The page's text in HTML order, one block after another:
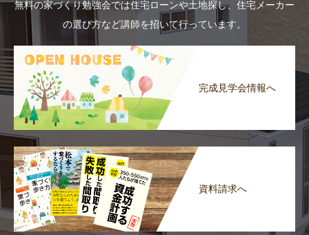
無料の家づくり勉強会では住宅ローンや土地探し、住宅メーカー
の選び方など講師を招いて行っています。
完成見学会情報へ
資料請求へ